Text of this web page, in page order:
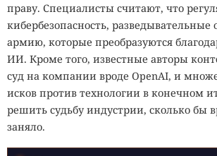
праву. Специалисты считают, что
кибербезопасность, разведывательные
армию, которые преобразуются
ИИ. Кроме того, известные авторы
суд на компании вроде OpenAI, и
исков против технологии в конечном
решить судьбу индустрии, сколько бы
заняло.